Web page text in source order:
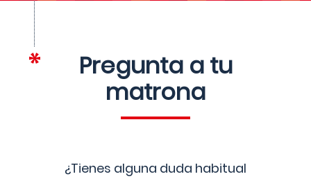
Pregunta a tu
matrona
¿Tienes alguna duda habitual